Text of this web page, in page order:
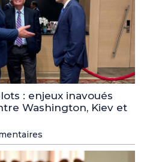
: enjeux inavoués
Washington, Kiev et